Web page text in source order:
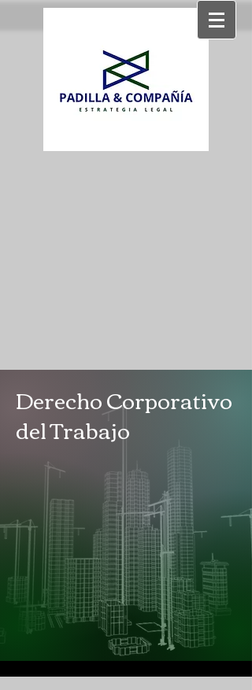
Derecho Corporativo
del Trabajo